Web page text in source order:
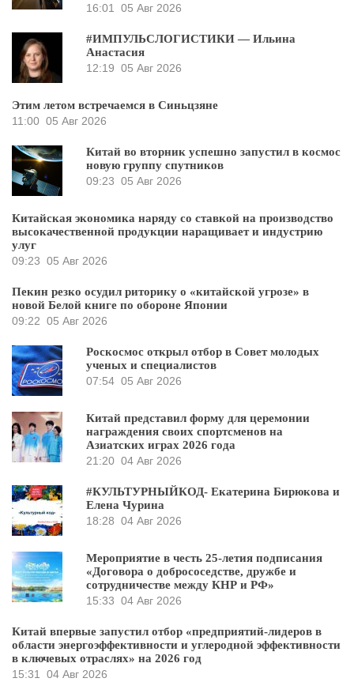
16:01 05 Авг 2026
#ИМПУЛЬСЛОГИСТИКИ — Ильина
Анастасия
12:19 05 Авг 2026
Этим летом встречаемся в Синьцзяне
11:00 05 Авг 2026
Китай во вторник успешно запустил в космос
новую группу спутников
09:23 05 Авг 2026
Китайская экономика наряду со ставкой на производство
высокачественной продукции наращивает и индустрию
улуг
09:23 05 Авг 2026
Пекин резко осудил риторику о «китайской угрозе» в
новой Белой книге по обороне Японии
09:22 05 Авг 2026
Роскосмос открыл отбор в Совет молодых
ученых и специалистов
07:54 05 Авг 2026
Китай представил форму для церемонии
награждения своих спортсменов на
Азиатских играх 2026 года
21:20 04 Авг 2026
#КУЛЬТУРНЫЙКОД- Екатерина Бирюкова и
Елена Чурина
18:28 04 Авг 2026
Мероприятие в честь 25-летия подписания
«Договора о добрососедстве, дружбе и
сотрудничестве между КНР и РФ»
15:33 04 Авг 2026
Китай впервые запустил отбор «предприятий-лидеров в
области энергоэффективности и углеродной эффективности
в ключевых отраслях» на 2026 год
15:31 04 Авг 2026